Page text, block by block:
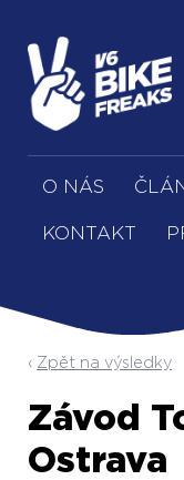
O NÁS
KONTAKT
Zpět na výsledky
Závod
Ostrava